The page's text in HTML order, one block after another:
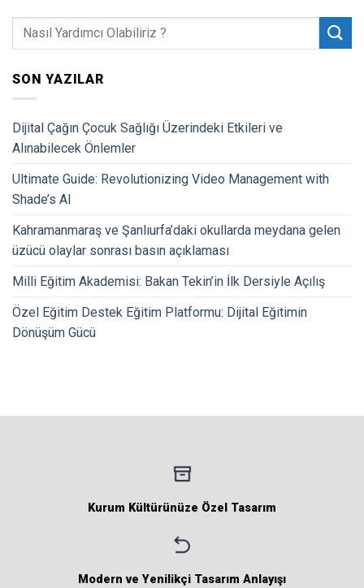
SON YAZILAR
Dijital Çağın Çocuk Sağlığı Üzerindeki Etkileri ve
Alınabilecek Önlemler
Ultimate Guide: Revolutionizing Video Management with
Shade’s AI
Kahramanmaraş ve Şanlıurfa’daki okullarda meydana gelen
üzücü olaylar sonrası basın açıklaması
Milli Eğitim Akademisi: Bakan Tekin’in İlk Dersiyle Açılış
Özel Eğitim Destek Eğitim Platformu: Dijital Eğitimin
Dönüşüm Gücü
Kurum Kültürünüze Özel Tasarım
Modern ve Yenilikçi Tasarım Anlayışı